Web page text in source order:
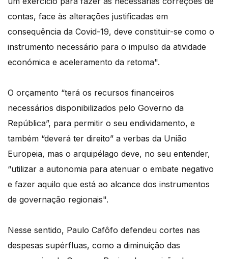
contas, face às alterações justificadas em
consequência da Covid-19, deve constituir-se como o
instrumento necessário para o impulso da atividade
económica e aceleramento da retoma".
O orçamento “terá os recursos financeiros
necessários disponibilizados pelo Governo da
República”, para permitir o seu endividamento, e
também “deverá ter direito” a verbas da União
Europeia, mas o arquipélago deve, no seu entender,
“utilizar a autonomia para atenuar o embate negativo
e fazer aquilo que está ao alcance dos instrumentos
de governação regionais".
Nesse sentido, Paulo Cafôfo defendeu cortes nas
despesas supérfluas, como a diminuição das